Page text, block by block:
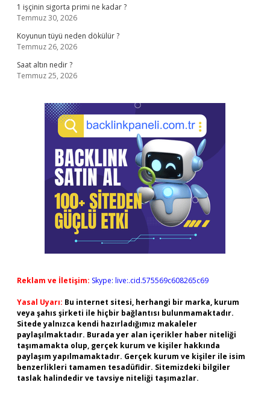
1 işçinin sigorta primi ne kadar ?
Temmuz 30, 2026
Koyunun tüyü neden dökülür ?
Temmuz 26, 2026
Saat altın nedir ?
Temmuz 25, 2026
Reklam ve İletişim: Skype: live:.cid.575569c608265c69
Yasal Uyarı: Bu internet sitesi, herhangi bir marka, kurum
veya şahıs şirketi ile hiçbir bağlantısı bulunmamaktadır.
Sitede yalnızca kendi hazırladığımız makaleler
paylaşılmaktadır. Burada yer alan içerikler haber niteliği
taşımamakta olup, gerçek kurum ve kişiler hakkında
paylaşım yapılmamaktadır. Gerçek kurum ve kişiler ile isim
benzerlikleri tamamen tesadüfidir. Sitemizdeki bilgiler
taslak halindedir ve tavsiye niteliği taşımazlar.